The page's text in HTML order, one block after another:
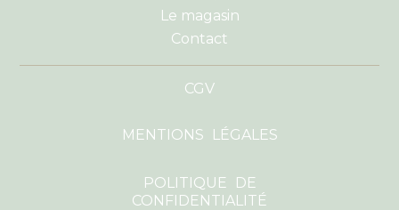
Le magasin
Contact
CGV
MENTIONS LÉGALES
POLITIQUE DE
CONFIDENTIALITÉ